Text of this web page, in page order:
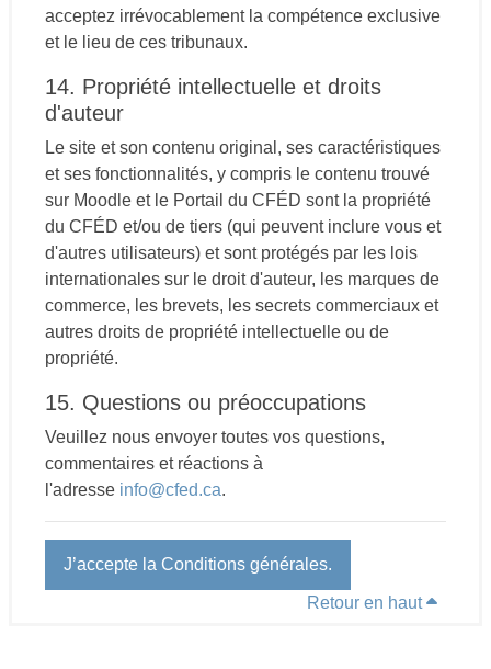
acceptez irrévocablement la compétence exclusive
et le lieu de ces tribunaux.
14. Propriété intellectuelle et droits
d'auteur
Le site et son contenu original, ses caractéristiques
et ses fonctionnalités, y compris le contenu trouvé
sur Moodle et le Portail du CFÉD sont la propriété
du CFÉD et/ou de tiers (qui peuvent inclure vous et
d'autres utilisateurs) et sont protégés par les lois
internationales sur le droit d'auteur, les marques de
commerce, les brevets, les secrets commerciaux et
autres droits de propriété intellectuelle ou de
propriété.
15. Questions ou préoccupations
Veuillez nous envoyer toutes vos questions,
commentaires et réactions à
l'adresse info@cfed.ca.
J’accepte la Conditions générales.
Retour en haut